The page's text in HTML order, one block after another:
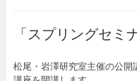
「スプリングセ
松尾・岩澤研究室主催の公